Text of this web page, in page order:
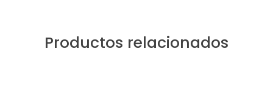
Productos relacionados